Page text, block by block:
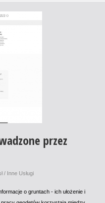
przez
/ Inne Usługi
o gruntach - ich ułożenie i